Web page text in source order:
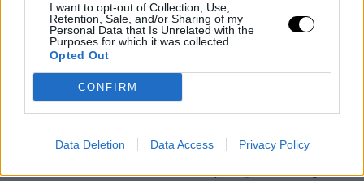
I want to opt-out of Collection, Use,
Retention, Sale, and/or Sharing of my
Personal Data that Is Unrelated with the
Purposes for which it was collected.
Opted Out
CONFIRM
Data Deletion Data Access Privacy Policy
阿尔卡拉斯达到了百场大满贯比赛，赢得
了87场比赛，仅次于博格。
Andrés Tomás Rico - 23 1月 2026
阿尔卡拉斯在大满贯赛事首轮无敌的数据
证实，与纳达尔、博格和艾什并驾齐驱